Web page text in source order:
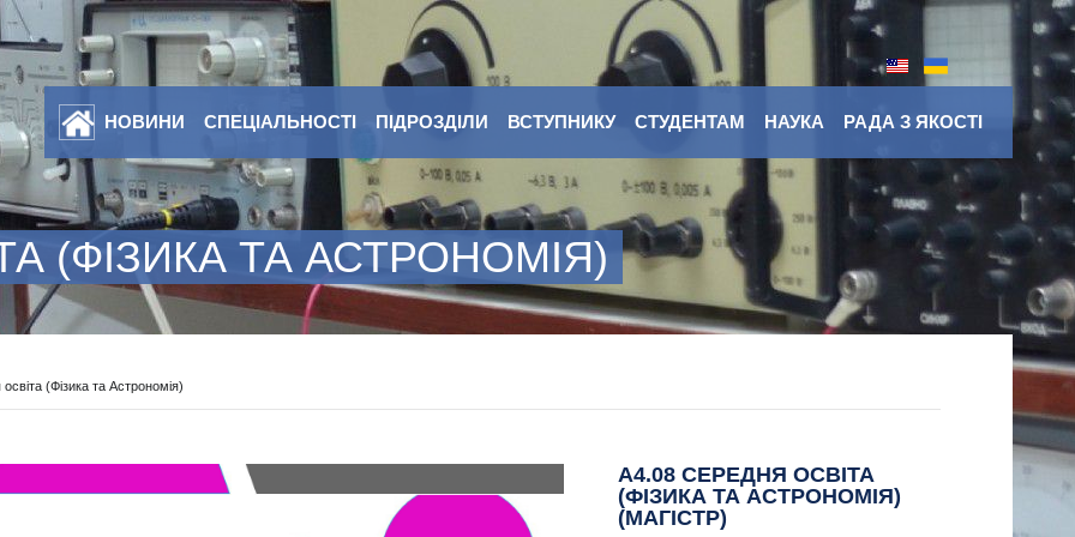
НОВИНИ СПЕЦІАЛЬНОСТІ ПІДРОЗДІЛИ ВСТУПНИКУ СТУДЕНТАМ НАУКА РАДА З ЯКОСТІ
(ФІЗИКА ТА АСТРОНОМІЯ)
(Фізика та Астрономія)
A4.08 СЕРЕДНЯ ОСВІТА
(ФІЗИКА ТА АСТРОНОМІЯ)
(МАГІСТР)